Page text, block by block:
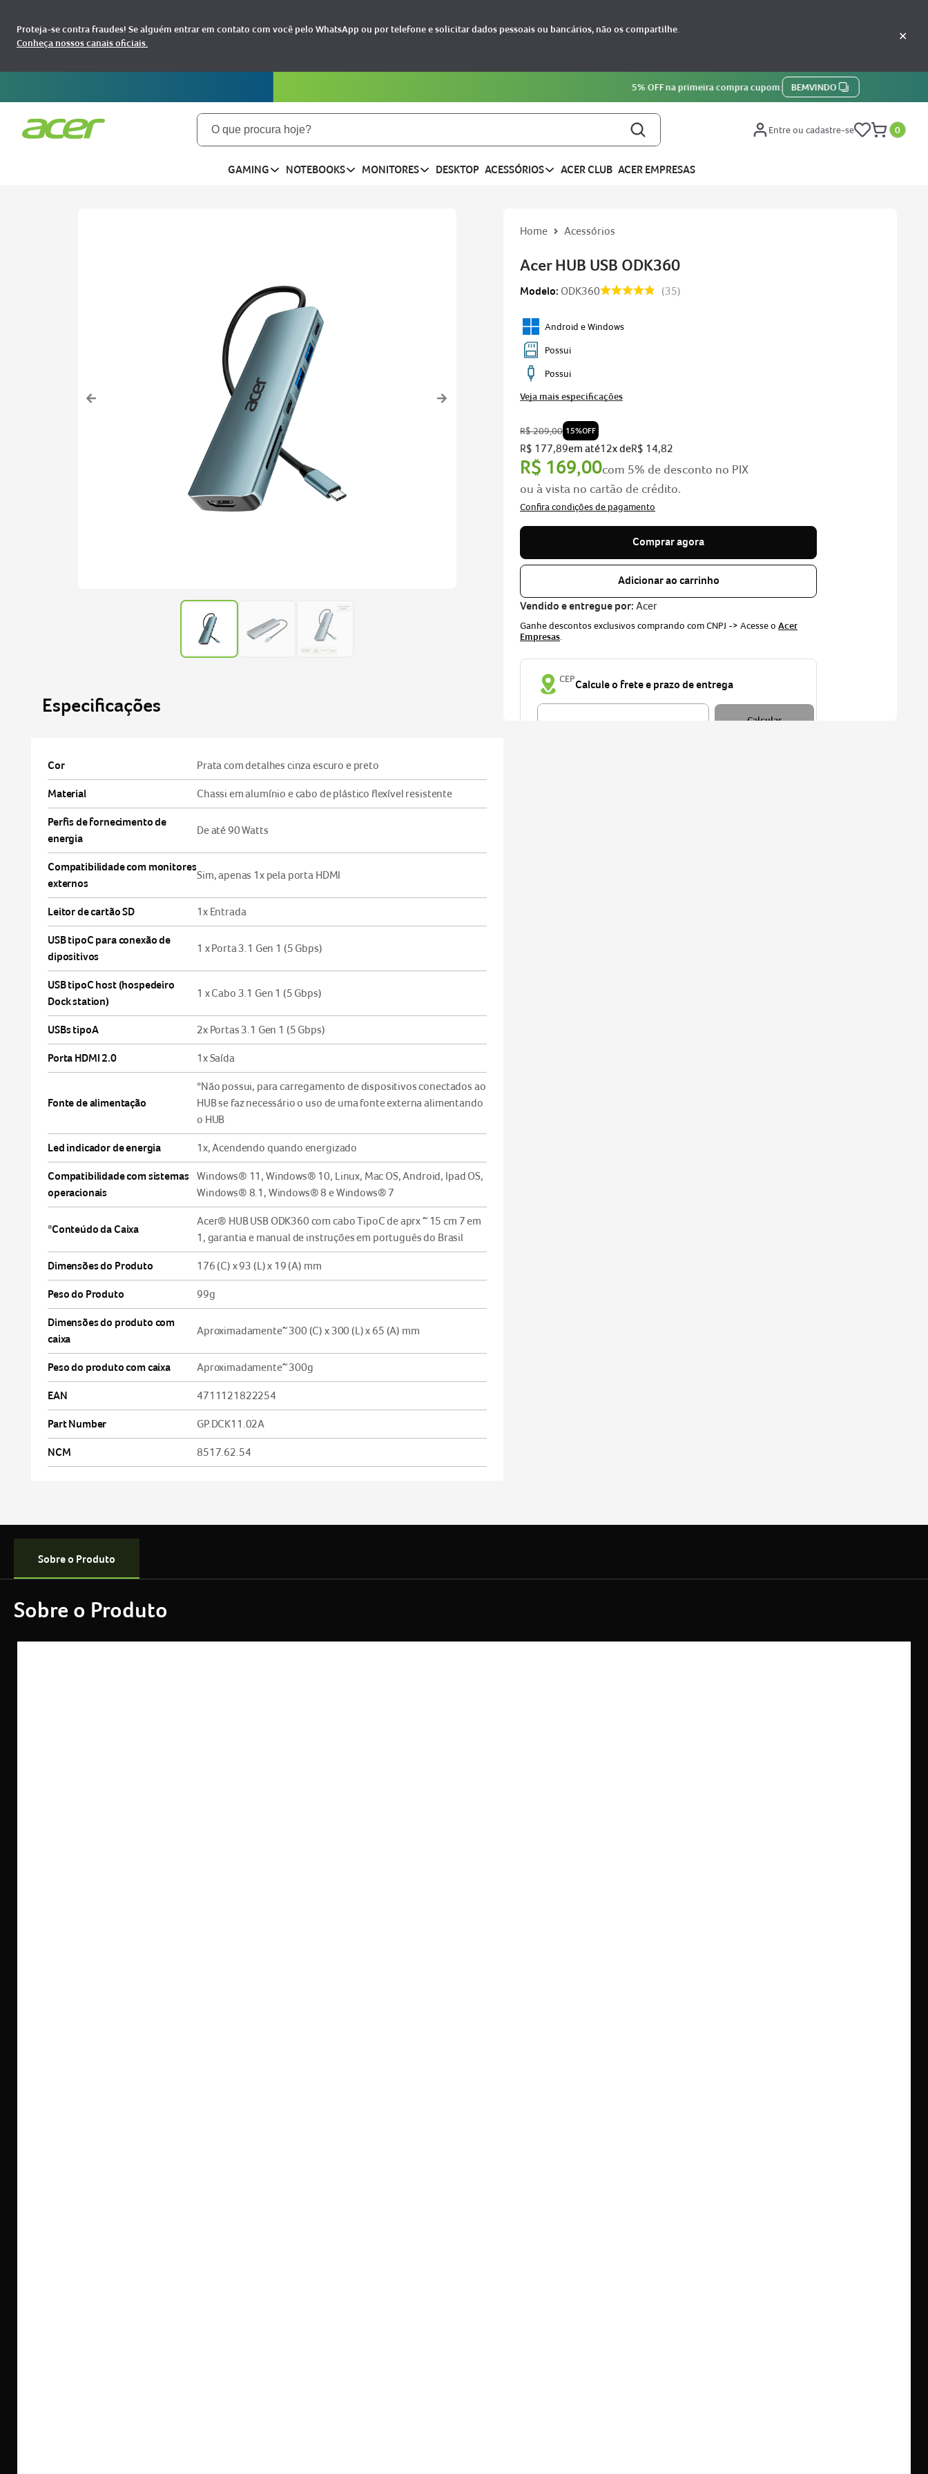
Proteja-se contra fraudes! Se alguém entrar em contato com você pelo WhatsApp ou por telefone e solicitar dados pessoais ou bancários, não os compartilhe.
Conheça nossos canais oficiais.
✕
O que procura hoje?
nitro v15
acer nitro v15
notebook gamer acer nitro v15
fonte
notebook acer aspire go 15
Entre ou cadastre-se 0
GAMING NOTEBOOKS MONITORES DESKTOP ACESSÓRIOS ACER CLUB ACER EMPRESAS
Especificações
Cor Prata com detalhes cinza escuro e preto
Material Chassi em alumínio e cabo de plástico flexível resistente
Perfis de fornecimento de
energia
De até 90 Watts
Compatibilidade com monitores
externos
Sim, apenas 1x pela porta HDMI
Leitor de cartão SD 1x Entrada
USB tipoC para conexão de
dipositivos
1 x Porta 3.1 Gen 1 (5 Gbps)
USB tipoC host (hospedeiro
Dock station)
1 x Cabo 3.1 Gen 1 (5 Gbps)
USBs tipoA 2x Portas 3.1 Gen 1 (5 Gbps)
Porta HDMI 2.0 1x Saída
Fonte de alimentação
*Não possui, para carregamento de dispositivos conectados ao
HUB se faz necessário o uso de uma fonte externa alimentando
o HUB
Led indicador de energia 1x, Acendendo quando energizado
Compatibilidade com sistemas
operacionais
Windows® 11, Windows® 10, Linux, Mac OS, Android, Ipad OS,
Windows® 8.1, Windows® 8 e Windows® 7
*Conteúdo da Caixa
Acer® HUB USB ODK360 com cabo TipoC de aprx ~ 15 cm 7 em
1, garantia e manual de instruções em português do Brasil
Dimensões do Produto 176 (C) x 93 (L) x 19 (A) mm
Peso do Produto 99g
Dimensões do produto com
caixa
Aproximadamente~ 300 (C) x 300 (L) x 65 (A) mm
Peso do produto com caixa Aproximadamente~ 300g
EAN 4711121822254
Part Number GP.DCK11.02A
NCM 8517.62.54
Acessórios
Acer HUB USB ODK360
Modelo: ODK360 35
Android e Windows
Possui
Possui
Veja mais especificações
R$209,00 15%OFF
R$ 177,89em até12x deR$ 14,82
R$ 169,00com 5% de desconto no PIX
ou à vista no cartão de crédito.
Comprar agora
Adicionar ao carrinho
Vendido e entregue por: Acer
Ganhe descontos exclusivos comprando com CNPJ -> Acesse o Acer
Empresas
CEP
Sobre o Produto
Sobre o Produto